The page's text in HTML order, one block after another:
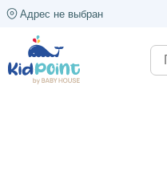
Адрес не выбран